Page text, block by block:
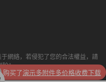
網絡，若侵犯了您的合法權益，請
除！
购买了演示多附件多价格收费下载